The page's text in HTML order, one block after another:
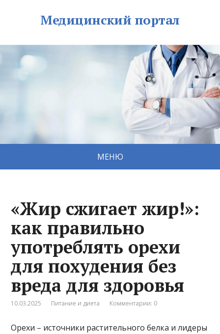
Медицинский портал
МЕНЮ
«Жир сжигает жир!»:
как правильно
употреблять орехи
для похудения без
вреда для здоровья
10.03.2025 Питание и диета Комментарии: 0
Орехи – источники растительного белка и лидеры